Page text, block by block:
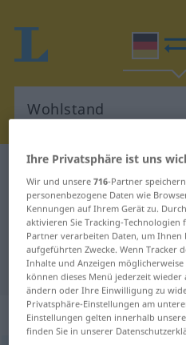
Deutsch-Japanisch
Deutsch-
für "Wohlstand"
"Wohlstand"
„Wohlstand“:
Ihre Privatsphäre ist uns
Wir und unsere716-Partner
personenbezogene Daten wie
Kennungen auf Ihrem Gerät zu.
aktivieren Sie Tracking-
Partner verarbeiten Daten, um Ihnen
aufgeführten Zwecke. Wenn Tracker
Inhalte und Anzeigen
können dieses Menü jederzeit
ändern oder Ihre Einwilligung zu
Privatsphäre-Einstellungen am
Einstellungen gelten innerhalb
finden Sie in unserer